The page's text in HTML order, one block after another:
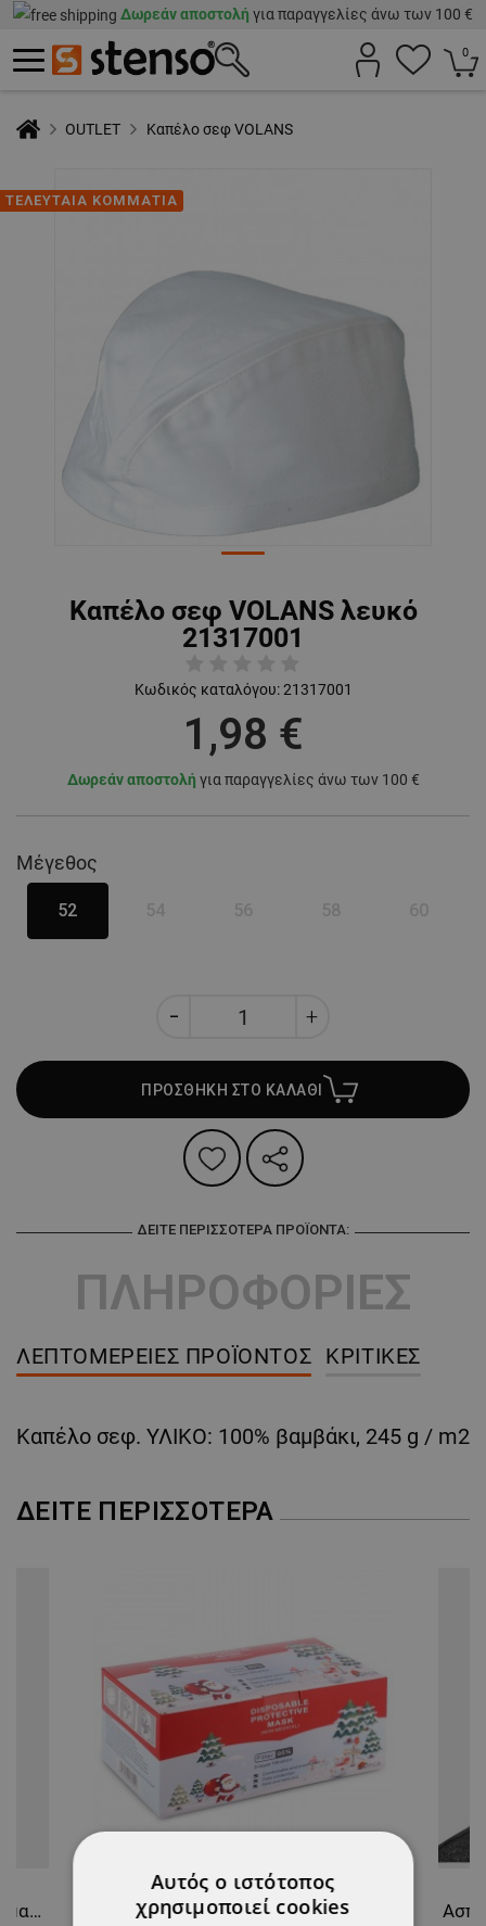
Δωρεάν αποστολή για παραγγελίες άνω των 100 €
0
OUTLET Καπέλο σεφ VOLANS
ΤΕΛΕΥΤΑΙΑ ΚΟΜΜΑΤΙΑ
Καπέλο σεφ VOLANS λευκό
21317001
Κωδικός καταλόγου: 21317001
1,98 €
Δωρεάν αποστολή για παραγγελίες άνω των 100 €
Μέγεθος
52
ΠΡΟΣΘΗΚΗ ΣΤΟ ΚΑΛΑΘΙ
ΔΕΊΤΕ ΠΕΡΙΣΣΌΤΕΡΑ ΠΡΟΪΌΝΤΑ:
ΠΛΗΡΟΦΟΡΙΕΣ
ΛΕΠΤΟΜΈΡΕΙΕΣ ΠΡΟΪΌΝΤΟΣ ΚΡΙΤΙΚΈΣ
Καπέλο σεφ. ΥΛΙΚΟ: 100% βαμβάκι, 245 g / m2
ΔΕΊΤΕ ΠΕΡΙΣΣΌΤΕΡΑ
Προστατευτική ολόσωμη φόρμα με κουκούλα PAYPER SPFH0О1 TYPE 4-B/5-B/6-B
Αυτός ο ιστότοπος
χρησιμοποιεί cookies